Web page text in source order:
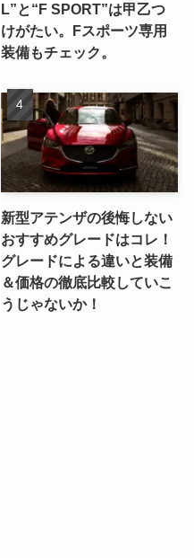
L”と“F SPORT”は甲乙つ
けがたい。Fスポーツ専用
装備もチェック。
新型アテンザの後悔しない
おすすめグレードはコレ！
グレードによる違いと装備
＆価格の徹底比較していこ
うじゃないか！